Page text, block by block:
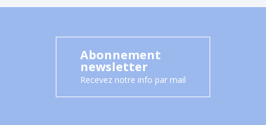
Abonnement
newsletter
Recevez notre info par mail